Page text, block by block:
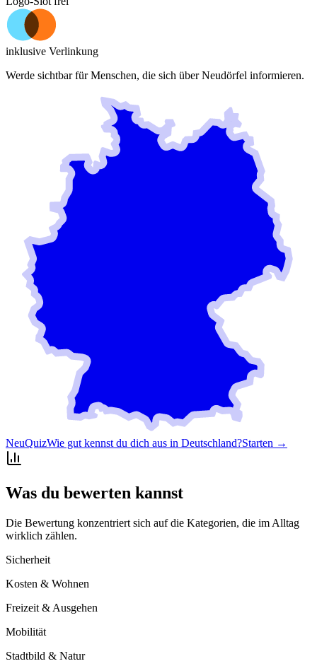
inklusive Verlinkung
Werde sichtbar für Menschen, die sich überNeudörfel informieren.
NeuQuizWie gut kennst du dich aus in Deutschland?Starten →
Was du bewerten kannst
Die Bewertung konzentriert sich auf die Kategorien, die im Alltag
wirklich zählen.
Sicherheit
Kosten & Wohnen
Freizeit & Ausgehen
Mobilität
Stadtbild & Natur